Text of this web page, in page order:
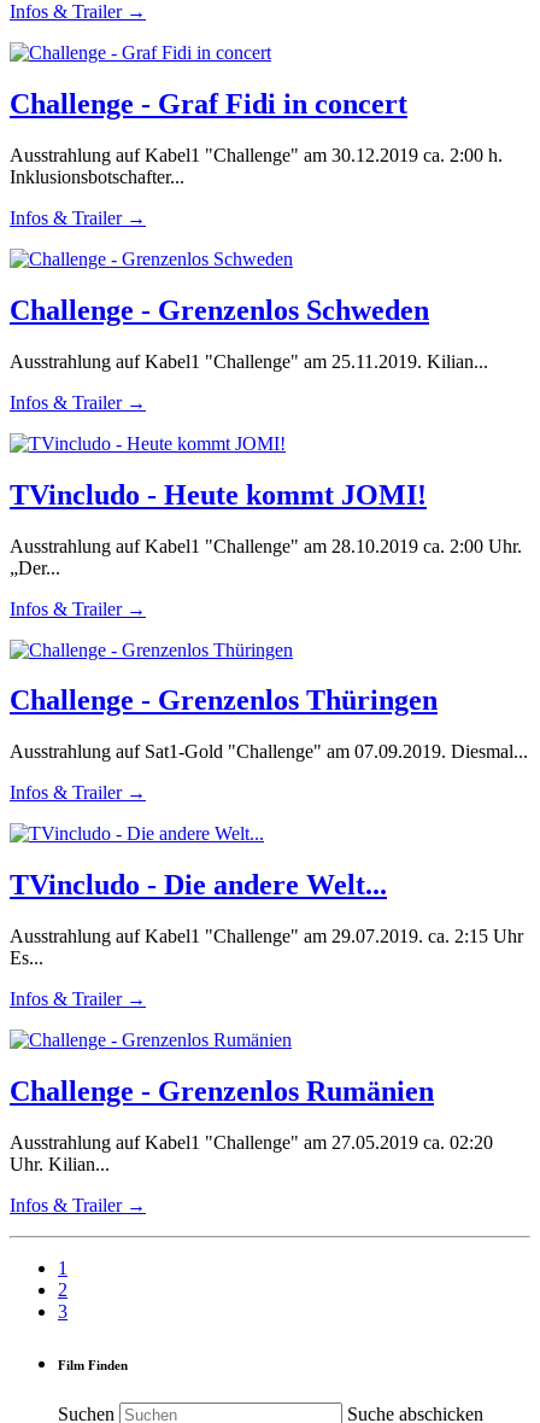
Infos & Trailer →
Challenge - Graf Fidi in concert
Ausstrahlung auf Kabel1 "Challenge" am 30.12.2019 ca. 2:00 h.
Inklusionsbotschafter...
Infos & Trailer →
Challenge - Grenzenlos Schweden
Ausstrahlung auf Kabel1 "Challenge" am 25.11.2019. Kilian...
Infos & Trailer →
TVincludo - Heute kommt JOMI!
Ausstrahlung auf Kabel1 "Challenge" am 28.10.2019 ca. 2:00 Uhr.
„Der...
Infos & Trailer →
Challenge - Grenzenlos Thüringen
Ausstrahlung auf Sat1-Gold "Challenge" am 07.09.2019. Diesmal...
Infos & Trailer →
TVincludo - Die andere Welt...
Ausstrahlung auf Kabel1 "Challenge" am 29.07.2019. ca. 2:15 Uhr
Es...
Infos & Trailer →
Challenge - Grenzenlos Rumänien
Ausstrahlung auf Kabel1 "Challenge" am 27.05.2019 ca. 02:20
Uhr. Kilian...
Infos & Trailer →
1
2
3
Film Finden
Suchen Suche abschicken